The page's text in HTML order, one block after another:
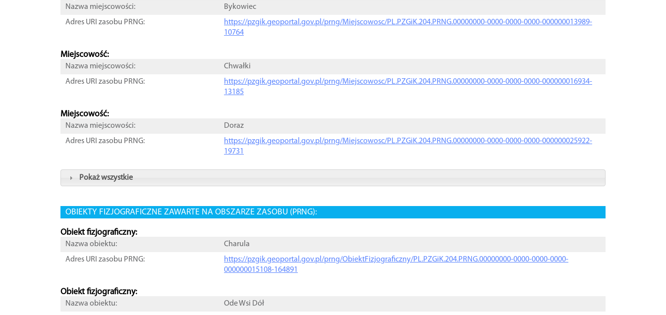
Nazwa miejscowości:
Bykowiec
Adres URI zasobu PRNG:
https://pzgik.geoportal.gov.pl/prng/Miejscowosc/PL.PZGiK.204.PRNG.00000000-0000-0000-0000-000000013989-
10764
Miejscowość:
Nazwa miejscowości:
Chwałki
Adres URI zasobu PRNG:
https://pzgik.geoportal.gov.pl/prng/Miejscowosc/PL.PZGiK.204.PRNG.00000000-0000-0000-0000-000000016934-
13185
Miejscowość:
Nazwa miejscowości:
Doraz
Adres URI zasobu PRNG:
https://pzgik.geoportal.gov.pl/prng/Miejscowosc/PL.PZGiK.204.PRNG.00000000-0000-0000-0000-000000025922-
19731
Pokaż wszystkie
OBIEKTY FIZJOGRAFICZNE ZAWARTE NA OBSZARZE ZASOBU (PRNG):
Obiekt fizjograficzny:
Nazwa obiektu:
Charula
Adres URI zasobu PRNG:
https://pzgik.geoportal.gov.pl/prng/ObiektFizjograficzny/PL.PZGiK.204.PRNG.00000000-0000-0000-0000-
000000015108-164891
Obiekt fizjograficzny:
Nazwa obiektu: Ode Wsi Dół